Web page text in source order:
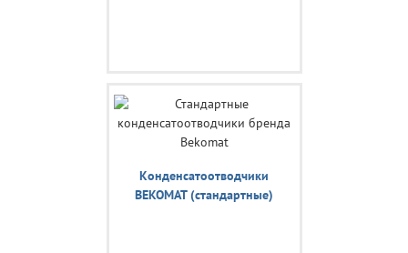
Конденсатоотводчики
BEKOMAT (стандартные)